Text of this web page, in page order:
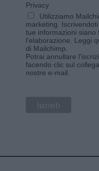
Privacy
Utilizziamo
marketing.
tue informazioni siano
l'elaborazione. Leggi
di Mailchimp
Potrai annullare
facendo clic sul
nostre e-mail.